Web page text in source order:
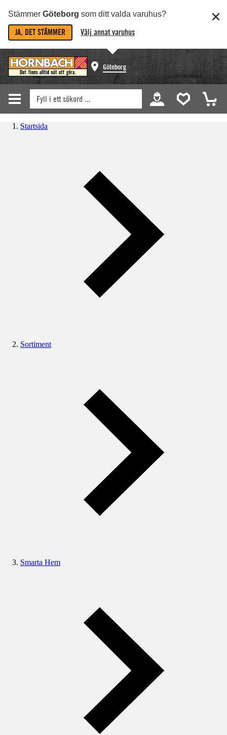
Stämmer Göteborg som ditt valda varuhus?
JA, DET STÄMMER Välj annat varuhus
Göteborg
Startsida
Sortiment
Smarta Hem